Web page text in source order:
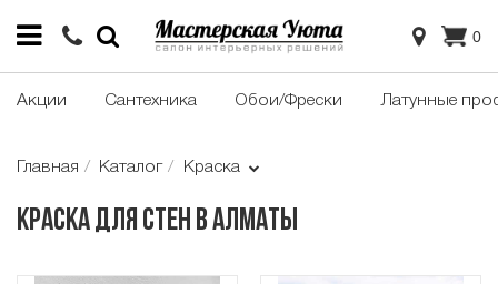
0
Акции Сантехника Обои/Фрески Латунные
Главная Каталог Краска
Краска для стен в Алматы